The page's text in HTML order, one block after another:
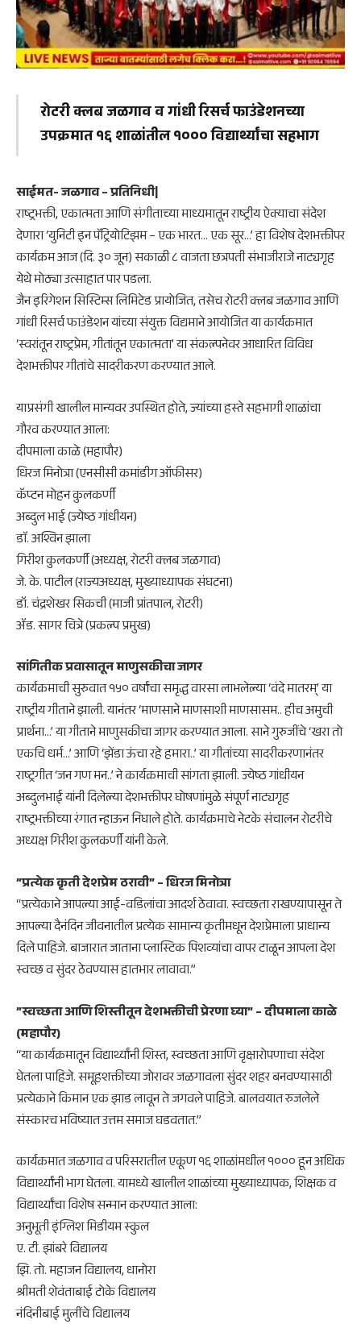
रोटरी क्लब जळगाव व गांधी रिसर्च फाउंडेशनच्या
उपक्रमात १६ शाळांतील १००० विद्यार्थ्यांचा सहभाग
साईमत- जळगाव – प्रतिनिधी|
राष्ट्रभक्ती, एकात्मता आणि संगीताच्या माध्यमातून राष्ट्रीय ऐक्याचा संदेश
देणारा ‘युनिटी इन पॅट्रियोटिझम – एक भारत… एक सूर…’ हा विशेष देशभक्तीपर
कार्यक्रम आज (दि. ३० जून) सकाळी ८ वाजता छत्रपती संभाजीराजे नाट्यगृह
येथे मोठ्या उत्साहात पार पडला.
​जैन इरिगेशन सिस्टिम्स लिमिटेड प्रायोजित, तसेच रोटरी क्लब जळगाव आणि
गांधी रिसर्च फाउंडेशन यांच्या संयुक्त विद्यमाने आयोजित या कार्यक्रमात
‘स्वरांतून राष्ट्रप्रेम, गीतांतून एकात्मता’ या संकल्पनेवर आधारित विविध
देशभक्तीपर गीतांचे सादरीकरण करण्यात आले.
​याप्रसंगी खालील मान्यवर उपस्थित होते, ज्यांच्या हस्ते सहभागी शाळांचा
गौरव करण्यात आला:
​दीपमाला काळे (महापौर)
​धिरज मिनोत्रा (एनसीसी कमांडीग ऑफीसर)
​कॅप्टन मोहन कुलकर्णी
​अब्दुल भाई (ज्येष्ठ गांधीयन)
​डाॅ. अश्विन झाला
​गिरीश कुलकर्णी (अध्यक्ष, रोटरी क्लब जळगाव)
​जे. के. पाटील (राज्यअध्यक्ष, मुख्याध्यापक संघटना)
​डॉ. चंद्रशेखर सिकची (माजी प्रांतपाल, रोटरी)
​ॲड. सागर चित्रे (प्रकल्प प्रमुख)
​सांगितीक प्रवासातून माणुसकीचा जागर
​कार्यक्रमाची सुरुवात १५० वर्षांचा समृद्ध वारसा लाभलेल्या ‘वंदे मातरम्’ या
राष्ट्रीय गीताने झाली. यानंतर ‘माणसाने माणसाशी माणसासम.. हीच अमुची
प्रार्थना…’ या गीताने माणुसकीचा जागर करण्यात आला. साने गुरुजींचे ‘खरा तो
एकचि धर्म…’ आणि ‘झेंडा ऊंचा रहे हमारा..’ या गीतांच्या सादरीकरणानंतर
राष्ट्रगीत ‘जन गण मन..’ ने कार्यक्रमाची सांगता झाली. ज्येष्ठ गांधीयन
अब्दुलभाई यांनी दिलेल्या देशभक्तीपर घोषणांमुळे संपूर्ण नाट्यगृह
राष्ट्रभक्तीच्या रंगात न्हाऊन निघाले होते. कार्यक्रमाचे नेटके संचालन रोटरीचे
अध्यक्ष गिरीश कुलकर्णी यांनी केले.
​”प्रत्येक कृती देशप्रेम ठरावी” – धिरज मिनोत्रा
“प्रत्येकाने आपल्या आई-वडिलांचा आदर्श ठेवावा. स्वच्छता राखण्यापासून ते
आपल्या दैनंदिन जीवनातील प्रत्येक सामान्य कृतीमधून देशप्रेमाला प्राधान्य
दिले पाहिजे. बाजारात जाताना प्लास्टिक पिशव्यांचा वापर टाळून आपला देश
स्वच्छ व सुंदर ठेवण्यास हातभार लावावा.”
​”स्वच्छता आणि शिस्तीतून देशभक्तीची प्रेरणा घ्या” – दीपमाला काळे
(महापौर)
“या कार्यक्रमातून विद्यार्थ्यांनी शिस्त, स्वच्छता आणि वृक्षारोपणाचा संदेश
घेतला पाहिजे. समूहशक्तीच्या जोरावर जळगावला सुंदर शहर बनवण्यासाठी
प्रत्येकाने किमान एक झाड लावून ते जगवले पाहिजे. बालवयात रुजलेले
संस्कारच भविष्यात उत्तम समाज घडवतात.”
​कार्यक्रमात जळगाव व परिसरातील एकूण १६ शाळांमधील १००० हून अधिक
विद्यार्थ्यांनी भाग घेतला. यामध्ये खालील शाळांच्या मुख्याध्यापक, शिक्षक व
विद्यार्थ्यांचा विशेष सन्मान करण्यात आला:
​अनुभूती इंग्लिश मिडीयम स्कुल
​ए. टी. झांबरे विद्यालय
​झि. तो. महाजन विद्यालय, धानोरा
​श्रीमती शेवंताबाई टोके विद्यालय
​नंदिनीबाई मुलींचे विद्यालय